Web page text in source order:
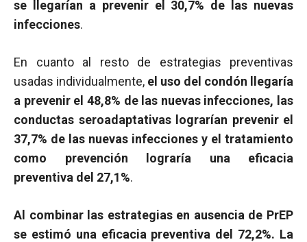
se llegarían a prevenir el 30,7% de las nuevas
infecciones.
En cuanto al resto de estrategias preventivas
usadas individualmente, el uso del condón llegaría
a prevenir el 48,8% de las nuevas infecciones, las
conductas seroadaptativas lograrían prevenir el
37,7% de las nuevas infecciones y el tratamiento
como prevención lograría una eficacia
preventiva del 27,1%.
Al combinar las estrategias en ausencia de PrEP
se estimó una eficacia preventiva del 72,2%. La